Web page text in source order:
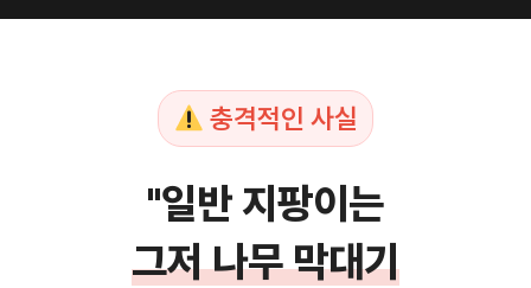
충격적인 사실
"일반 지팡이는
그저 나무 막대기